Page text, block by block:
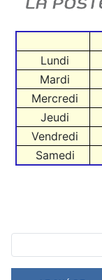
Lundi
Mardi
Mercredi
Jeudi
Vendredi
Samedi